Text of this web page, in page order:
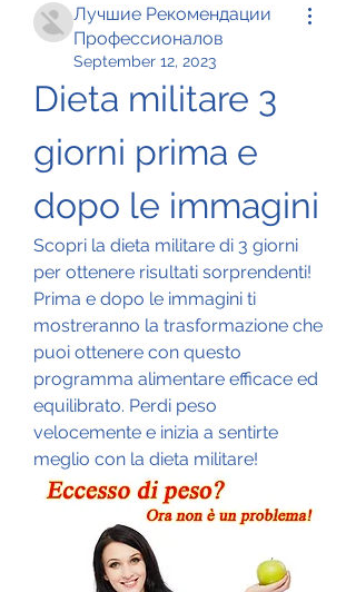
Лучшие Рекомендации
Профессионалов
September 12, 2023
Dieta militare 3
giorni prima e
dopo le immagini
Scopri la dieta militare di 3 giorni
per ottenere risultati sorprendenti!
Prima e dopo le immagini ti
mostreranno la trasformazione che
puoi ottenere con questo
programma alimentare efficace ed
equilibrato. Perdi peso
velocemente e inizia a sentirte
meglio con la dieta militare!